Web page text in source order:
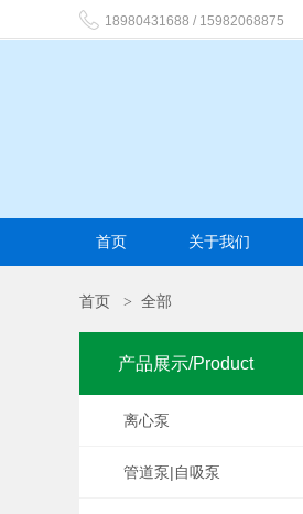
18980431688 / 15982068875
首页 关于我们
首页 > 全部
产品展示/Product
离心泵
管道泵|自吸泵